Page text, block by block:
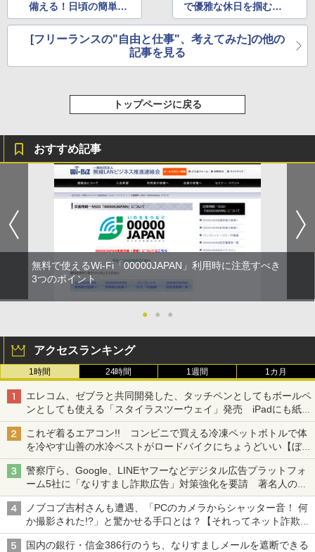
備える！日頃の簡単な
税金対策
で優雅な休日を掴む方
法
[フリーランスの"自由と仕事"、考えてみた]の他の
記事を見る
トップページに戻る
おすすめ記事
無料で使えるWi-Fi「00000JAPAN」利用時に注意すべき
3つのポイント
● ● ●
アクセスランキング
1時間 24時間 1週間 1カ月
エレコム、ゼブラと共同開発した、タッチペンとしてもボールペ
ンとしても使える「スタイラスツーウェイ」発売 iPadにも紙に
も、持ち替えずに書き込める
これぞ着るエアコン!! コンビニで買える冷凍ペットボトルで体
を冷やす山善の水冷ベストがロードバイクにちょうどいい【ぼっ
ち・ざ・ろーど！その14】【空いた時間でなにしてる？】
警察庁ら、Google、LINEヤフーなどデジタル広告プラットフォ
ーム5社に「なりすまし詐欺広告」対策強化を要請 著名人の写
真や映像を使った投資詐欺などへの対策として
ノブコブ吉村さんも遭遇、「PCのカメラからシャッター音！ 何
か撮影された!?」と驚かせる手口とは？【それってネット詐欺で
すよ！】
国内の銀行・信金386行のうち、なりすましメールを遮断できる